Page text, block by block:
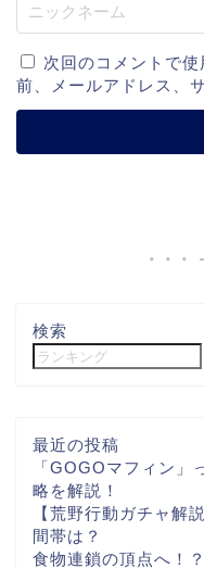
次回のコメントで
前、メールアドレス、
検索
最近の投稿
「GOGOマフィン」
略を解説！
【荒野行動ガチャ解
間帯は？
食物連鎖の頂点へ！